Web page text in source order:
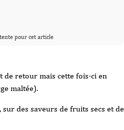
de retour mais cette fois-ci en
maltée).
des saveurs de fruits secs et de
pour cet article